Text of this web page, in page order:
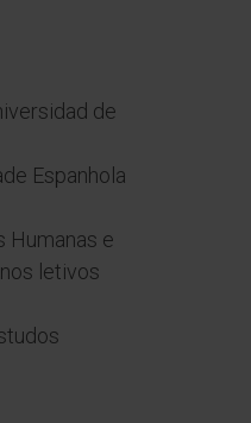
de
Espanhola
Humanas e
letivos